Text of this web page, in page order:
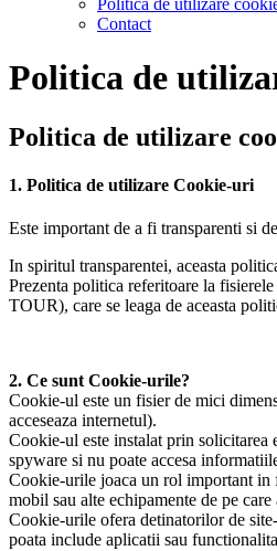
Politica de utilizare
Contact
Politica de
Politica de utilizare
1. Politica de utilizare Cookie-uri
Este important de a fi transparenti si
In spiritul transparentei, aceasta
Prezenta politica referitoare la
TOUR), care se leaga de aceasta
2. Ce sunt Cookie-urile?
Cookie-ul este un fisier de mici
acceseaza internetul).
Cookie-ul este instalat prin solicitarea
spyware si nu poate accesa
Cookie-urile joaca un rol important in
mobil sau alte echipamente de pe
Cookie-urile ofera detinatorilor de
poata include aplicatii sau